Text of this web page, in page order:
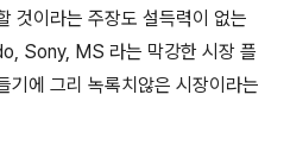
것이라는 주장도 설득력이 없는
Sony, MS 라는 막강한 시장 플
기에 그리 녹록치않은 시장이라는